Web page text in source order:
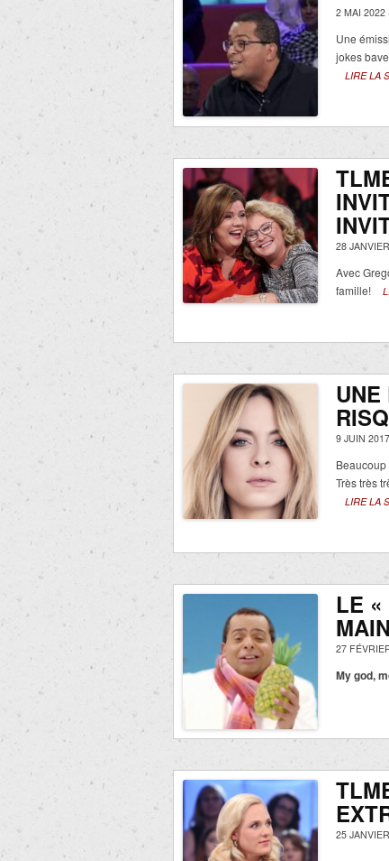
2 MAI 2022
Une
jokes
LIRE LA
28
Avec
famille!
UNE
9 JUIN
Très très
LIRE LA
LE «
27
My god,
25